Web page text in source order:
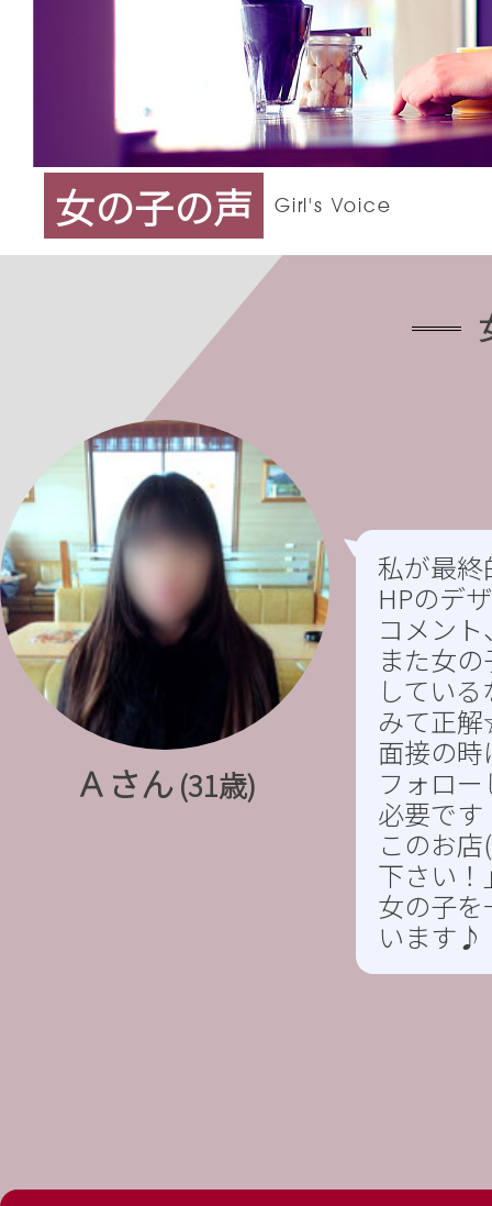
女の子の声
Ａさん (31歳)
私が最
HPのデ
コメン
また女
してい
みて正
面接の
フォロ
必要で
このお
下さい
女の子
います♪